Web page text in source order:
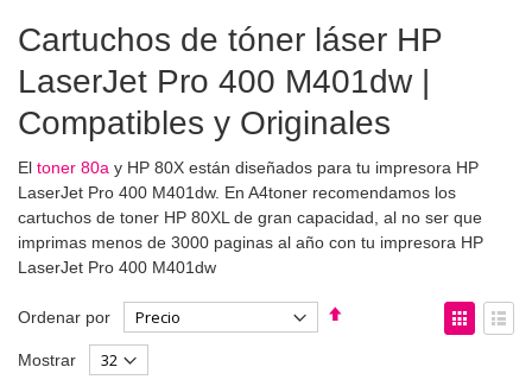
Cartuchos de tóner láser HP
LaserJet Pro 400 M401dw |
Compatibles y Originales
El toner 80a y HP 80X están diseñados para tu impresora HP
LaserJet Pro 400 M401dw. En A4toner recomendamos los
cartuchos de toner HP 80XL de gran capacidad, al no ser que
imprimas menos de 3000 paginas al año con tu impresora HP
LaserJet Pro 400 M401dw
Ordenar por
Fijar
Ver
como
Mostrar